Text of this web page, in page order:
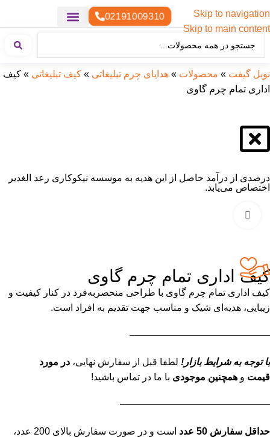
Skip to navigation
Skip to main content
02191009310
نوبل گیفت » محصولات » هدایای چرم تبلیغاتی » کیف تبلیغاتی » کیف
اداری تمام چرم گاوی
درصدی از درآمد حاصل از این هدیه به موسسه نیکوکاری رعد الغدیر
اختصاص می‌یابد.
کیف اداری تمام چرم گاوی
کیف اداری تمام چرم گاوی با طراحی منحصربه‌فرد در کنار کیفیت و
زیبایی، هدیه‌ای شیک و مناسب جهت تقدیم به افراد است.
——————————————–
با توجه به شرایط بازار! لطفا قبل از سفارش نهایی، در مورد
قیمت و همچنین موجودی با ما در تماس باشید!
———————————————–
حداقل سفارش 50 عدد
است و در صورت سفارش بالای 200 عدد،